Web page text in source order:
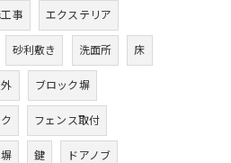
事 エクステリア
砂利敷き 洗面所 床
ブロック塀
フェンス取付
鍵 ドアノブ